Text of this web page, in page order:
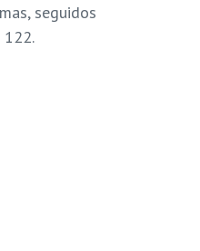
seguidos
122.